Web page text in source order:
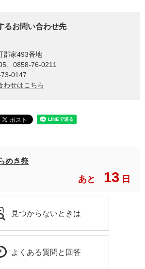
るお問い合わせ先
郡家493番地
、0858-76-0211
0147
わせはこちら
めき祭
あと 13 日
見つからないときは
よくある質問と回答